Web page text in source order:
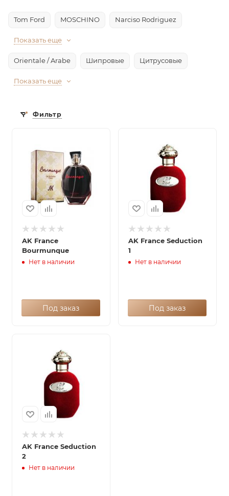
Tom Ford MOSCHINO Narciso Rodriguez
Показать еще
Orientale / Arabe Шипровые Цитрусовые
Показать еще
Фильтр
AK France
Bourmunque
Нет в наличии
Под заказ
AK France Seduction
1
Нет в наличии
Под заказ
AK France Seduction
2
Нет в наличии